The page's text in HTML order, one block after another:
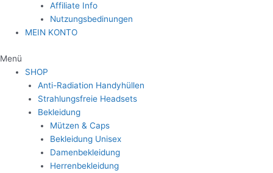
Affiliate Info
Nutzungsbedinungen
MEIN KONTO
Menü
SHOP
Anti-Radiation Handyhüllen
Strahlungsfreie Headsets
Bekleidung
Mützen & Caps
Bekleidung Unisex
Damenbekleidung
Herrenbekleidung